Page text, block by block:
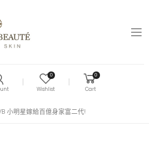
0
Wishlist
0
Cart
小明星嫁給百億身家富二代!